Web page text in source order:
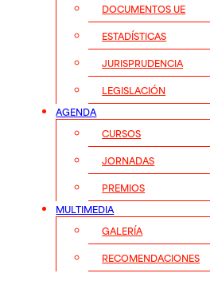
DOCUMENTOS UE
ESTADÍSTICAS
JURISPRUDENCIA
LEGISLACIÓN
AGENDA
CURSOS
JORNADAS
PREMIOS
MULTIMEDIA
GALERÍA
RECOMENDACIONES